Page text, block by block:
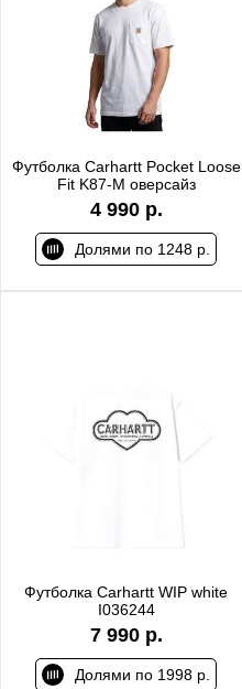
Футболка Carhartt Pocket Loose
Fit K87-M оверсайз
4 990 р.
Долями по 1248 р.
Футболка Carhartt WIP white
I036244
7 990 р.
Долями по 1998 р.